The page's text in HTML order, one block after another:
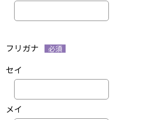
フリガナ 必須
セイ
メイ